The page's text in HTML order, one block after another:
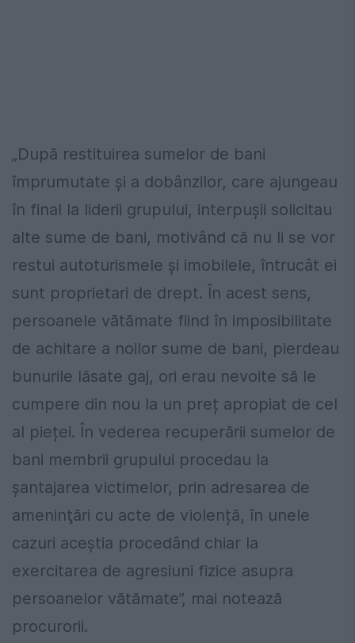
„După restituirea sumelor de bani
împrumutate și a dobânzilor, care ajungeau
în final la liderii grupului, interpușii solicitau
alte sume de bani, motivând că nu li se vor
restui autoturismele și imobilele, întrucât ei
sunt proprietari de drept. În acest sens,
persoanele vătămate fiind în imposibilitate
de achitare a noilor sume de bani, pierdeau
bunurile lăsate gaj, ori erau nevoite să le
cumpere din nou la un preț apropiat de cel
al pieței. În vederea recuperării sumelor de
bani membrii grupului procedau la
șantajarea victimelor, prin adresarea de
ameninţări cu acte de violență, în unele
cazuri aceştia procedând chiar la
exercitarea de agresiuni fizice asupra
persoanelor vătămate”, mai notează
procurorii.